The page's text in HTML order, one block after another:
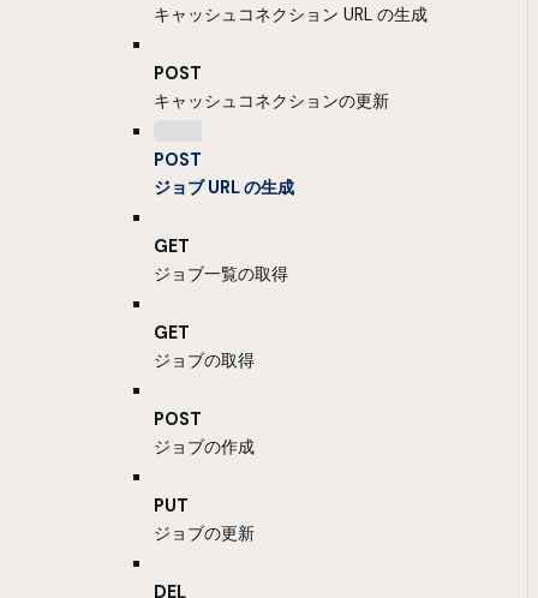
キャッシュコネクション URL の生成
POST
キャッシュコネクションの更新
POST
ジョブ URL の生成
GET
ジョブ一覧の取得
GET
ジョブの取得
POST
ジョブの作成
PUT
ジョブの更新
DEL